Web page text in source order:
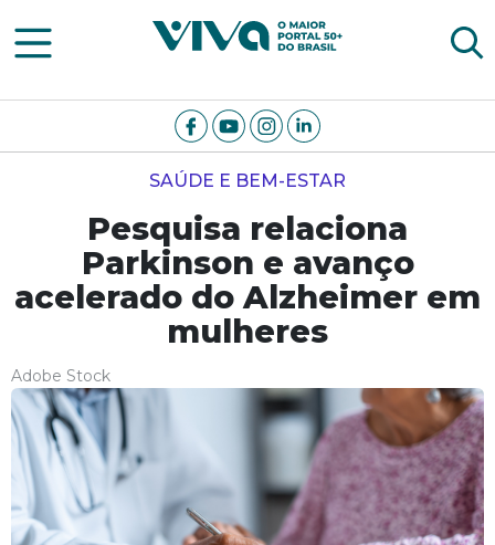
Viva Notícias
SAÚDE E BEM-ESTAR
Pesquisa relaciona
Parkinson e avanço
acelerado do Alzheimer em
mulheres
Adobe Stock